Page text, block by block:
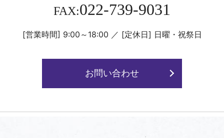
FAX:022-739-9031
[営業時間] 9:00～18:00 ／ [定休日] 日曜・祝祭日
お問い合わせ